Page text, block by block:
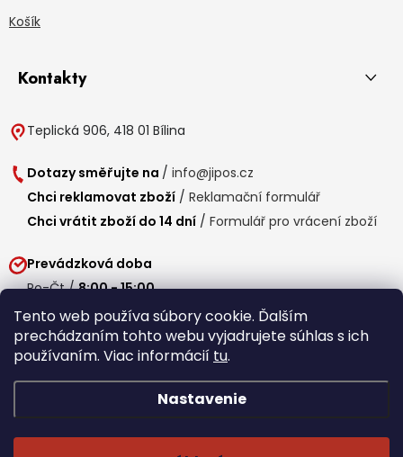
Tento web používa súbory cookie. Ďalším
prechádzaním tohto webu vyjadrujete súhlas s ich
používaním. Viac informácií tu.
Nastavenie
Košík
Kontakty
Teplická 906, 418 01 Bílina
Dotazy směřujte na / info@jipos.cz
Chci reklamovat zboží / Reklamační formulář
Chci vrátit zboží do 14 dní / Formulář pro vrácení zboží
Prevádzková doba
Po-Čt /8:00 - 15:00
Pá / 7:30 - 14:30
Obedňajšia prestávka /11:00 - 11:30
Copyright 2026
cookies